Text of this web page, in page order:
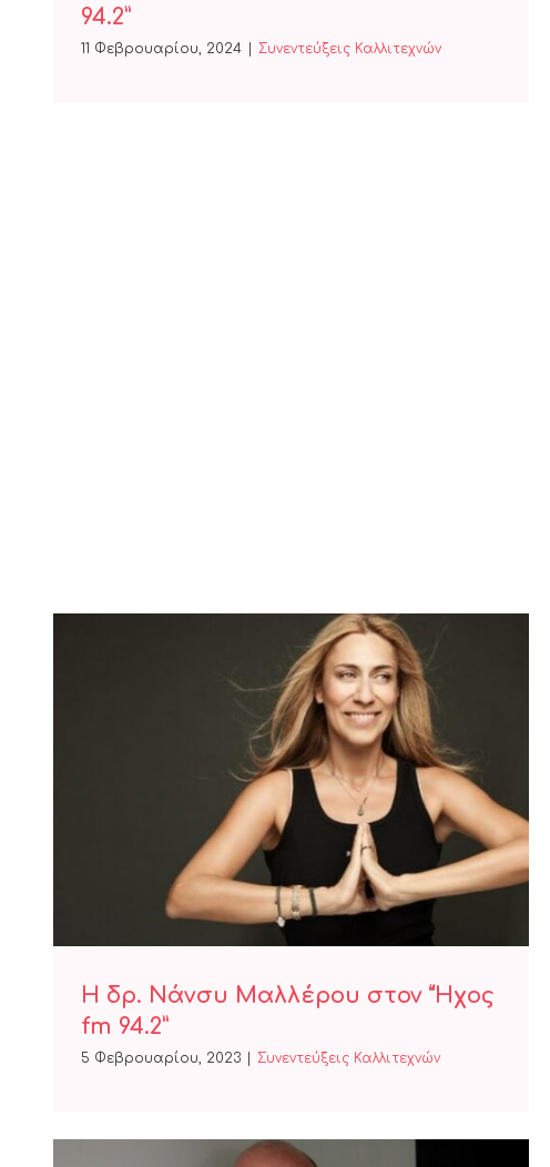
94.2”
11 Φεβρουαρίου, 2024 Συνεντεύξεις Καλλιτεχνών
Η δρ. Νάνσυ Μαλλέρου στον
“Ήχος fm 94.2”
Η δρ. Νάνσυ Μαλλέρου στον “Ήχος
fm 94.2”
5 Φεβρουαρίου, 2023 Συνεντεύξεις Καλλιτεχνών